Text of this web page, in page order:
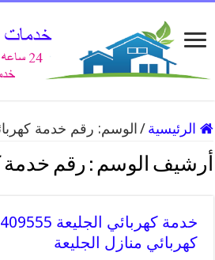
الرئيسية / الوسم: رقم خدمة
أرشيف الوسم : رقم خدمة
كهربائي منازل الجليعة